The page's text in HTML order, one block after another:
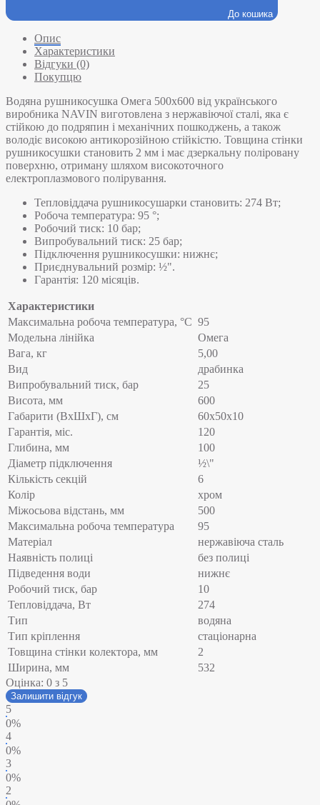
До кошика
Опис
Характеристики
Відгуки (0)
Покупцю
Водяна рушникосушка Омега 500х600 від українського
виробника NAVIN виготовлена з нержавіючої сталі, яка є
стійкою до подряпин і механічних пошкоджень, а також
володіє високою антикорозійною стійкістю. Товщина стінки
рушникосушки становить 2 мм і має дзеркальну поліровану
поверхню, отриману шляхом високоточного
електроплазмового полірування.
Тепловіддача рушникосушарки становить: 274 Вт;
Робоча температура: 95 °;
Робочий тиск: 10 бар;
Випробувальний тиск: 25 бар;
Підключення рушникосушки: нижнє;
Приєднувальний розмір: ½".
Гарантія: 120 місяців.
Характеристики
Максимальна робоча температура, °C 95
Модельна лінійка
Омега
Вага, кг
5,00
Вид
драбинка
Випробувальний тиск, бар
25
Висота, мм
600
Габарити (ВхШхГ), см
60x50x10
Гарантія, міс.
120
Глибина, мм
100
Діаметр підключення
½\"
Кількість секцій
6
Колір
хром
Міжосьова відстань, мм
500
Максимальна робоча температура
95
Матеріал
нержавіюча сталь
Наявність полиці
без полиці
Підведення води
нижнє
Робочий тиск, бар
10
Тепловіддача, Вт
274
Тип
водяна
Тип кріплення
стаціонарна
Товщина стінки колектора, мм
2
Ширина, мм
532
Оцінка: 0 з 5
Залишити відгук
5
0%
4
0%
3
0%
2